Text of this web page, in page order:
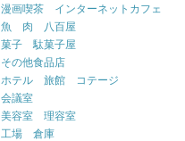
漫画喫茶 インターネットカフェ
魚 肉 八百屋
菓子 駄菓子屋
その他食品店
ホテル 旅館 コテージ
会議室
美容室 理容室
工場 倉庫